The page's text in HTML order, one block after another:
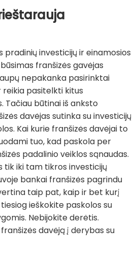
pradinių investicijų ir einamosios
franšizės gavėjas
nepakanka pasirinktai
reikia pasitelkti kitus
Tačiau būtinai iš anksto
davėjas sutinka su investicijų
Kai kurie franšizės davėjai to
tuo, kad paskola per
padalinio veiklos sąnaudas.
tik iki tam tikros investicijų
bankai franšizės pagrindu
taip pat, kaip ir bet kurį
ieškokite paskolos su
Nebijokite derėtis.
davėją į derybas su